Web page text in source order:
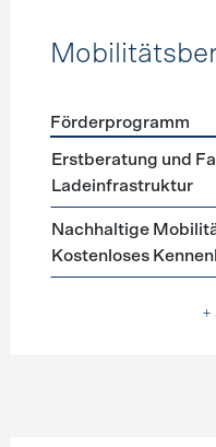
Förderprogramme
Förderprogramm
Erstberatung und
Ladeinfrastruktur
Nachhaltige
Kostenloses
+